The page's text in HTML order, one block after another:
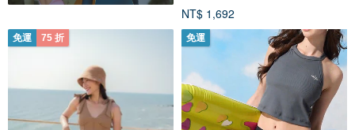
NT$ 1,692
免運 75 折 免運